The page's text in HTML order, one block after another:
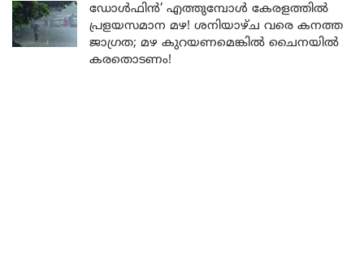
ഡോൾഫിൻ’ എത്തുമ്പോൾ കേരളത്തിൽ
പ്രളയസമാന മഴ! ശനിയാഴ്ച വരെ കനത്ത
ജാഗ്രത; മഴ കുറയണമെങ്കിൽ ചൈനയിൽ
കരതൊടണം!